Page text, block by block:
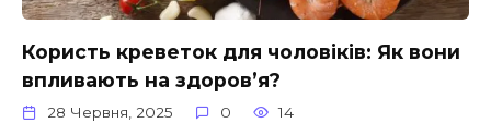
Користь креветок для чоловіків: Як вони
впливають на здоров’я?
28 Червня, 2025 0 14